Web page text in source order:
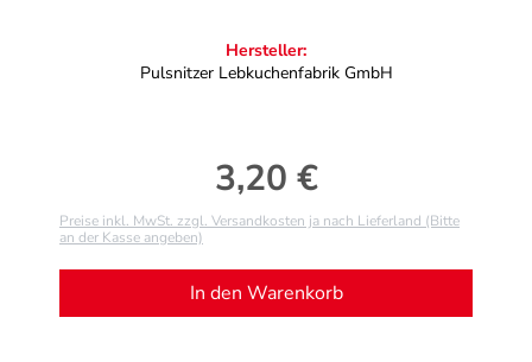
Hersteller:
Pulsnitzer Lebkuchenfabrik GmbH
Regulärer Preis:
3,20 €
Preise inkl. MwSt. zzgl. Versandkosten ja nach Lieferland (Bitte
an der Kasse angeben)
In den Warenkorb